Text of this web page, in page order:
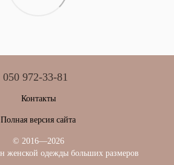
050 972-33-81
Контакты
Полная версия сайта
© 2016—2026
женской одежды больших размеров